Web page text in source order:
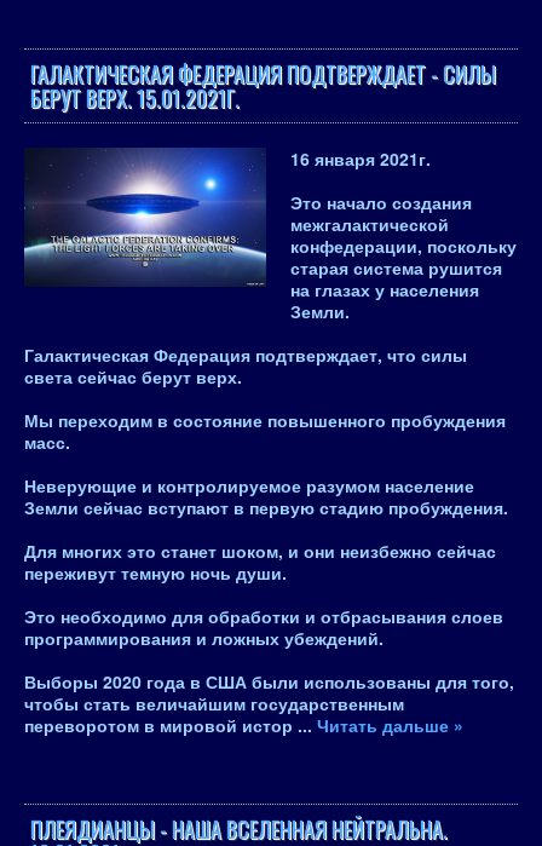
ГАЛАКТИЧЕСКАЯ ФЕДЕРАЦИЯ ПОДТВЕРЖДАЕТ - СИЛЫ
БЕРУТ ВЕРХ. 15.01.2021Г.
16 января 2021г.
Это начало создания
межгалактической
конфедерации, поскольку
старая система рушится
на глазах у населения
Земли.
Галактическая Федерация подтверждает, что силы
света сейчас берут верх.
Мы переходим в состояние повышенного пробуждения
масс.
Неверующие и контролируемое разумом население
Земли сейчас вступают в первую стадию пробуждения.
Для многих это станет шоком, и они неизбежно сейчас
переживут темную ночь души.
Это необходимо для обработки и отбрасывания слоев
программирования и ложных убеждений.
Выборы 2020 года в США были использованы для того,
чтобы стать величайшим государственным
переворотом в мировой истор ... Читать дальше »
ПЛЕЯДИАНЦЫ - НАША ВСЕЛЕННАЯ НЕЙТРАЛЬНА.